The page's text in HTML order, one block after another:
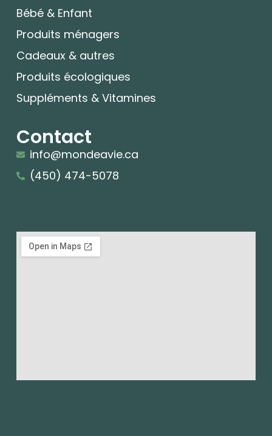
Bébé & Enfant
Produits ménagers
Cadeaux & autres
Produits écologiques
Suppléments & Vitamines
Contact
info@mondeavie.ca
(450) 474-5078